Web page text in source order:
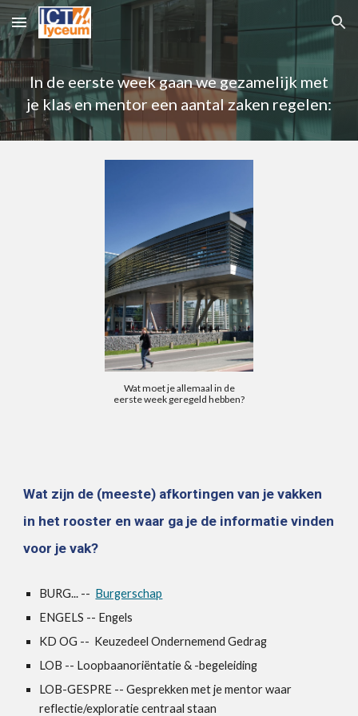
Skip to main content Skip to navigation
In de eerste week gaan we gezamelijk met
je klas en mentor een aantal zaken regelen:
Wat moet je allemaal in de
eerste week geregeld hebben?
Wat zijn de (meeste) afkortingen van je vakken
in het rooster en waar ga je de informatie vinden
voor je vak?
BURG... -- Burgerschap
ENGELS -- Engels
KD OG -- Keuzedeel Ondernemend Gedrag
LOB -- Loopbaanoriëntatie & -begeleiding
LOB-GESPRE --Gesprekken met je mentor waar
reflectie/exploratie centraal staan